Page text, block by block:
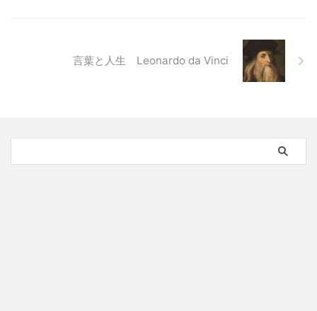
言葉と人生 Leonardo da Vinci